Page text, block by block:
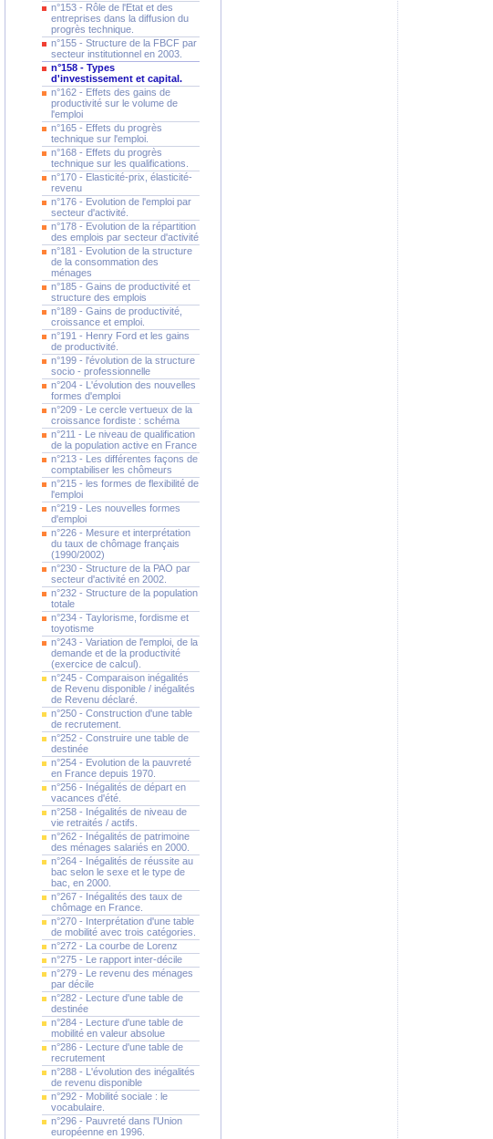
n°153 - Rôle de l'Etat et des
entreprises dans la diffusion du
progrès technique.
n°155 - Structure de la FBCF par
secteur institutionnel en 2003.
n°158 - Types
d'investissement et capital.
n°162 - Effets des gains de
productivité sur le volume de
l'emploi
n°165 - Effets du progrès
technique sur l'emploi.
n°168 - Effets du progrès
technique sur les qualifications.
n°170 - Elasticité-prix, élasticité-
revenu
n°176 - Evolution de l'emploi par
secteur d'activité.
n°178 - Evolution de la répartition
des emplois par secteur d'activité
n°181 - Evolution de la structure
de la consommation des
ménages
n°185 - Gains de productivité et
structure des emplois
n°189 - Gains de productivité,
croissance et emploi.
n°191 - Henry Ford et les gains
de productivité.
n°199 - l'évolution de la structure
socio - professionnelle
n°204 - L'évolution des nouvelles
formes d'emploi
n°209 - Le cercle vertueux de la
croissance fordiste : schéma
n°211 - Le niveau de qualification
de la population active en France
n°213 - Les différentes façons de
comptabiliser les chômeurs
n°215 - les formes de flexibilité de
l'emploi
n°219 - Les nouvelles formes
d'emploi
n°226 - Mesure et interprétation
du taux de chômage français
(1990/2002)
n°230 - Structure de la PAO par
secteur d'activité en 2002.
n°232 - Structure de la population
totale
n°234 - Taylorisme, fordisme et
toyotisme
n°243 - Variation de l'emploi, de la
demande et de la productivité
(exercice de calcul).
n°245 - Comparaison inégalités
de Revenu disponible / inégalités
de Revenu déclaré.
n°250 - Construction d'une table
de recrutement.
n°252 - Construire une table de
destinée
n°254 - Evolution de la pauvreté
en France depuis 1970.
n°256 - Inégalités de départ en
vacances d'été.
n°258 - Inégalités de niveau de
vie retraités / actifs.
n°262 - Inégalités de patrimoine
des ménages salariés en 2000.
n°264 - Inégalités de réussite au
bac selon le sexe et le type de
bac, en 2000.
n°267 - Inégalités des taux de
chômage en France.
n°270 - Interprétation d'une table
de mobilité avec trois catégories.
n°272 - La courbe de Lorenz
n°275 - Le rapport inter-décile
n°279 - Le revenu des ménages
par décile
n°282 - Lecture d'une table de
destinée
n°284 - Lecture d'une table de
mobilité en valeur absolue
n°286 - Lecture d'une table de
recrutement
n°288 - L'évolution des inégalités
de revenu disponible
n°292 - Mobilité sociale : le
vocabulaire.
n°296 - Pauvreté dans l'Union
européenne en 1996.